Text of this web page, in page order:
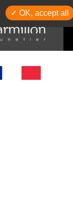
✓ OK, accept all